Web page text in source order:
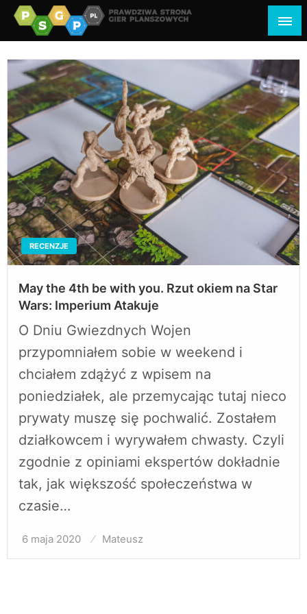
psgp.pl
prawdziwa strona gier planszowych
RECENZJE
May the 4th be with you. Rzut okiem na Star
Wars: Imperium Atakuje
O Dniu Gwiezdnych Wojen
przypomniałem sobie w weekend i
chciałem zdążyć z wpisem na
poniedziałek, ale przemycając tutaj nieco
prywaty muszę się pochwalić. Zostałem
działkowcem i wyrywałem chwasty. Czyli
zgodnie z opiniami ekspertów dokładnie
tak, jak większość społeczeństwa w
czasie…
Opublikowane
6 maja 2020 Mateusz